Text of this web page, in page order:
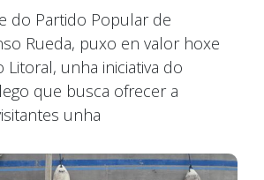
do Partido Popular de
Rueda, puxo en valor hoxe
Litoral, unha iniciativa do
que busca ofrecer a
unha